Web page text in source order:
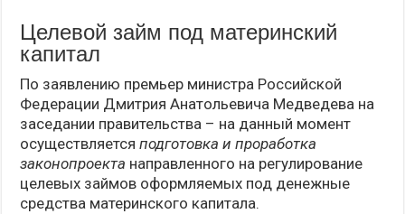
Целевой займ под материнский
капитал
По заявлению премьер министра Российской
Федерации Дмитрия Анатольевича Медведева на
заседании правительства – на данный момент
осуществляетсяподготовка и проработка
законопроекта направленного на регулирование
целевых займов оформляемых под денежные
средства материнского капитала.